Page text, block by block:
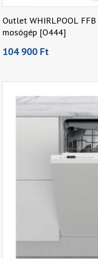
Outlet WHIRLPOOL
mosógép [O444]
104 900 Ft